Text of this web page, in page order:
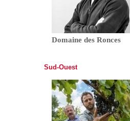
Domaine des Ronces
Sud-Ouest